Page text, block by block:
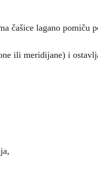
čašice lagano pomiču
ili meridijane) i